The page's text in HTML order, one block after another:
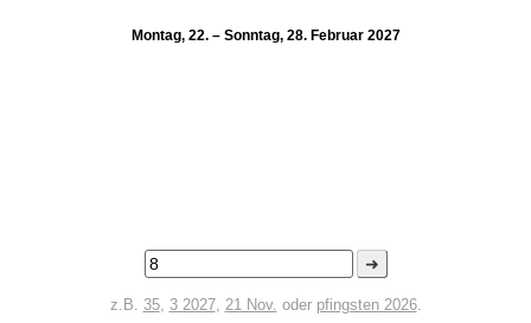
Montag, 22. – Sonntag, 28. Februar 2027
➜
z.B. 35, 3 2027, 21 Nov. oder pfingsten 2026.